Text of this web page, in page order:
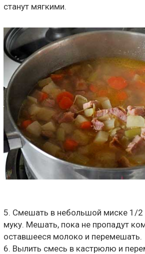
станут мягкими.
5. Смешать в небольшой миске 1/
муку. Мешать, пока не пропадут
оставшееся молоко и перемешать.
6. Вылить смесь в кастрюлю и